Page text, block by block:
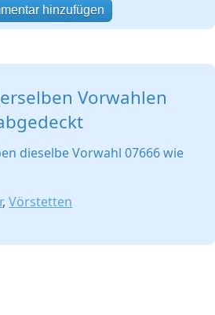
hinzufügen
Vorwahlen
dieselbe Vorwahl 07666 wie
,Vörstetten